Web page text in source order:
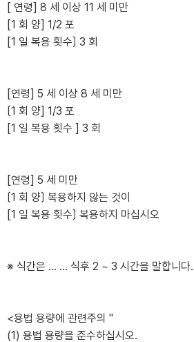
[ 연령] 8 세 이상 11 세 미만
[1 회 양] 1/2 포
[1 일 복용 횟수〕 3 회
[연령] 5 세 이상 8 세 미만
〔1 회 양] 1/3 포
[1 일 복용 횟수 ] 3 회
[연령] 5 세 미만
〔1 회 양〕 복용하지 않는 것이
[1 일 복용 횟수〕 복용하지 마십시오
※ 식간은 ... ... 식후 2 ~ 3 시간을 말합니다.
<용법 용량에 관련주의 "
(1) 용법 용량을 준수하십시오.